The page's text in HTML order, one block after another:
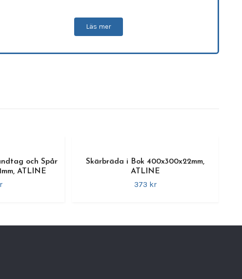
praktisk och funktionell brödskärbräda
ren och organiserad
Läs mer
och Spår
ATLINE
Skärbräda i Bok 400x300x22mm,
ATLINE
373 kr